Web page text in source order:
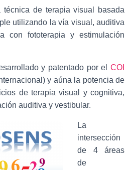
técnica de terapia visual basada
utilizando la vía visual, auditiva
con fototerapia y estimulación
y patentado por el COI
y aúna la potencia de
de terapia visual y cognitiva,
auditiva y vestibular.
La
intersección
de 4 áreas
de